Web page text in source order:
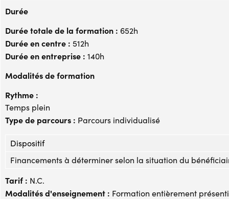
Durée
Durée totale de la formation : 652h
Durée en centre : 512h
Durée en entreprise : 140h
Modalités de formation
Rythme :
Temps plein
Type de parcours : Parcours individualisé
Dispositif
Financements à déterminer selon la situation du
Tarif : N.C.
Modalités d'enseignement : Formation entièrement